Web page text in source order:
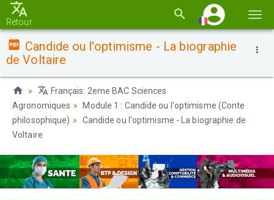
la
Retour
Candide ou l'optimisme - La biographie
de Voltaire
Français: 2eme BAC Sciences
Agronomiques
Module 1 : Candide ou l'optimisme (Conte
philosophique)
Candide ou l'optimisme - La biographie de
Voltaire